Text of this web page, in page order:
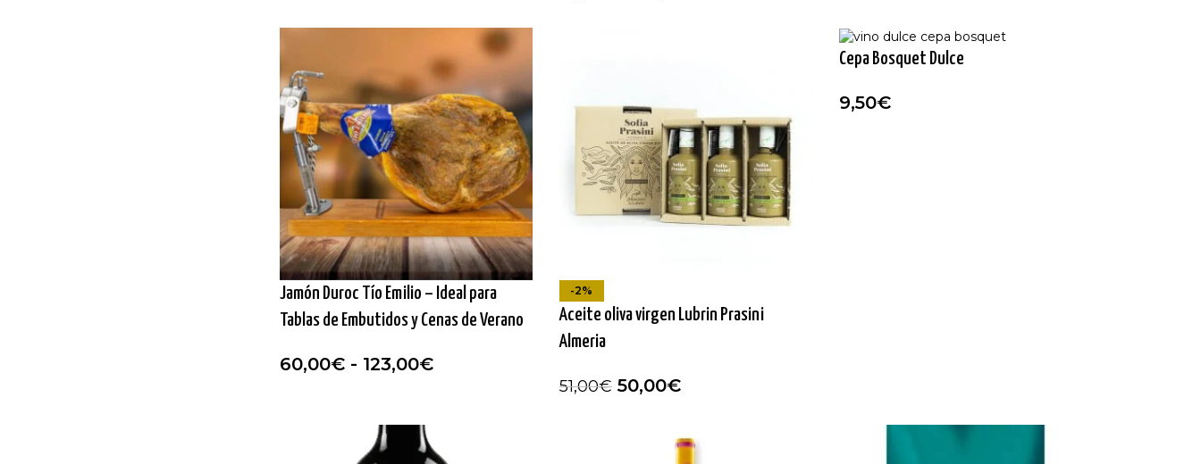
Jamón Duroc Tío Emilio – Ideal para
Tablas de Embutidos y Cenas de Verano
60,00€ - 123,00€
-2%
Aceite oliva virgen Lubrin Prasini
Almeria
51,00€ 50,00€
Cepa Bosquet Dulce
9,50€